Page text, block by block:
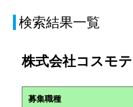
検索結果一覧
株式会社コスモ
募集職種